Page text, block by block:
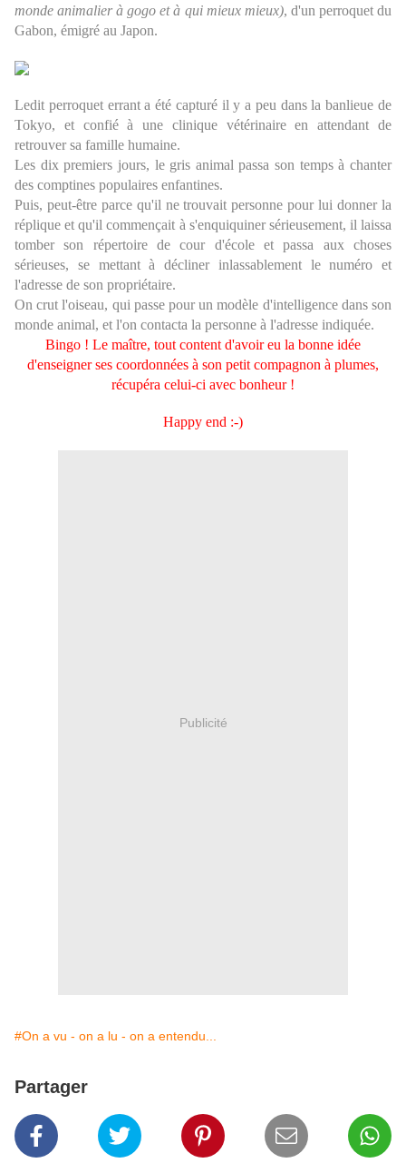
monde animalier à gogo et à qui mieux mieux), d'un perroquet du
Gabon, émigré au Japon.
Ledit perroquet errant a été capturé il y a peu dans la banlieue de
Tokyo, et confié à une clinique vétérinaire en attendant de
retrouver sa famille humaine.
Les dix premiers jours, le gris animal passa son temps à chanter
des comptines populaires enfantines.
Puis, peut-être parce qu'il ne trouvait personne pour lui donner la
réplique et qu'il commençait à s'enquiquiner sérieusement, il laissa
tomber son répertoire de cour d'école et passa aux choses
sérieuses, se mettant à décliner inlassablement le numéro et
l'adresse de son propriétaire.
On crut l'oiseau, qui passe pour un modèle d'intelligence dans son
monde animal, et l'on contacta la personne à l'adresse indiquée.
Bingo ! Le maître, tout content d'avoir eu la bonne idée
d'enseigner ses coordonnées à son petit compagnon à plumes,
récupéra celui-ci avec bonheur !
Happy end :-)
Publicité
#On a vu - on a lu - on a entendu...
Partager